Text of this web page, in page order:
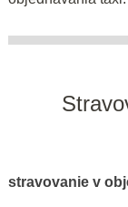
stravovanie v